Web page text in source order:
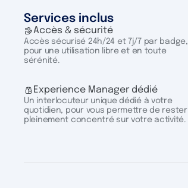
Services inclus
Accès & sécurité
Accès sécurisé 24h/24 et 7j/7 par badge,
pour une utilisation libre et en toute
sérénité.
Experience Manager dédié
Un interlocuteur unique dédié à votre
quotidien, pour vous permettre de rester
pleinement concentré sur votre activité.